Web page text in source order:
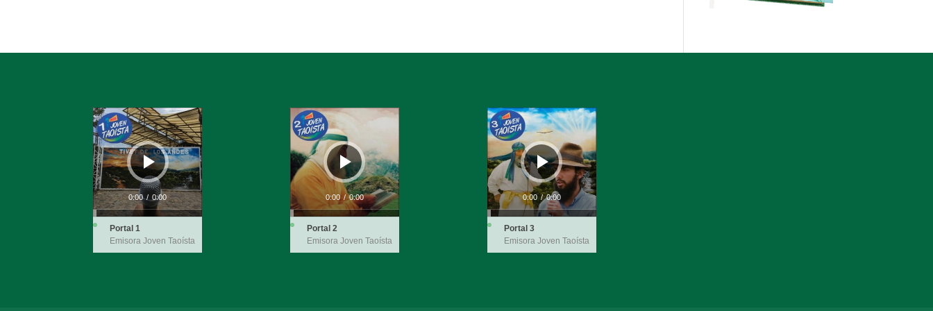
Reproductor
de
audio
0:00 / 0:00
Portal 1
Emisora Joven Taoísta
Reproductor
de
audio
0:00 / 0:00
Portal 2
Emisora Joven Taoísta
Reproductor
de
audio
0:00 / 0:00
Portal 3
Emisora Joven Taoísta